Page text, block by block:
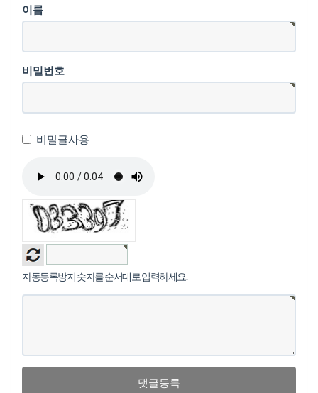
이름
비밀번호
비밀글사용
자동등록방지 숫자를 순서대로 입력하세요.
댓글등록